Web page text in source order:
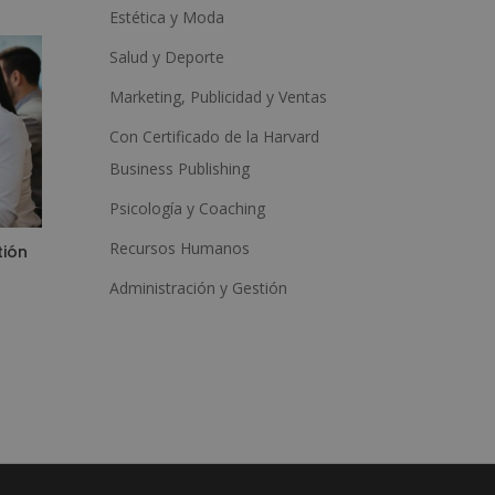
Estética y Moda
Salud y Deporte
Marketing, Publicidad y Ventas
Con Certificado de la Harvard
Business Publishing
Psicología y Coaching
Recursos Humanos
Administración y Gestión